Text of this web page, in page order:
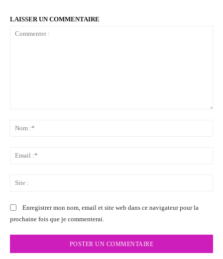
LAISSER UN COMMENTAIRE
Enregistrer mon nom, email et site web dans ce navigateur pour la
prochaine fois que je commenterai.